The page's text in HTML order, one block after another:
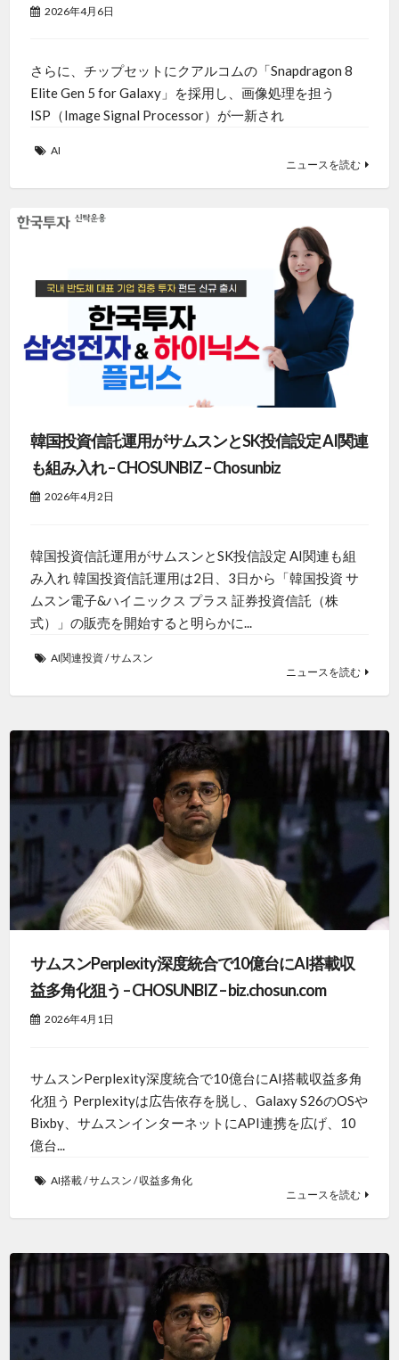
2026年4月6日
さらに、チップセットにクアルコムの「Snapdragon 8
Elite Gen 5 for Galaxy」を採用し、画像処理を担う
ISP（Image Signal Processor）が一新され
AI
ニュースを読む
韓国投資信託運用がサムスンとSK投信設定 AI関連
も組み入れ – CHOSUNBIZ – Chosunbiz
2026年4月2日
韓国投資信託運用がサムスンとSK投信設定 AI関連も組
み入れ 韓国投資信託運用は2日、3日から「韓国投資 サ
ムスン電子&ハイニックス プラス 証券投資信託（株
式）」の販売を開始すると明らかに...
AI関連投資/サムスン
ニュースを読む
サムスンPerplexity深度統合で10億台にAI搭載収
益多角化狙う – CHOSUNBIZ – biz.chosun.com
2026年4月1日
サムスンPerplexity深度統合で10億台にAI搭載収益多角
化狙う Perplexityは広告依存を脱し、Galaxy S26のOSや
Bixby、サムスンインターネットにAPI連携を広げ、10
億台...
AI搭載/サムスン /収益多角化
ニュースを読む